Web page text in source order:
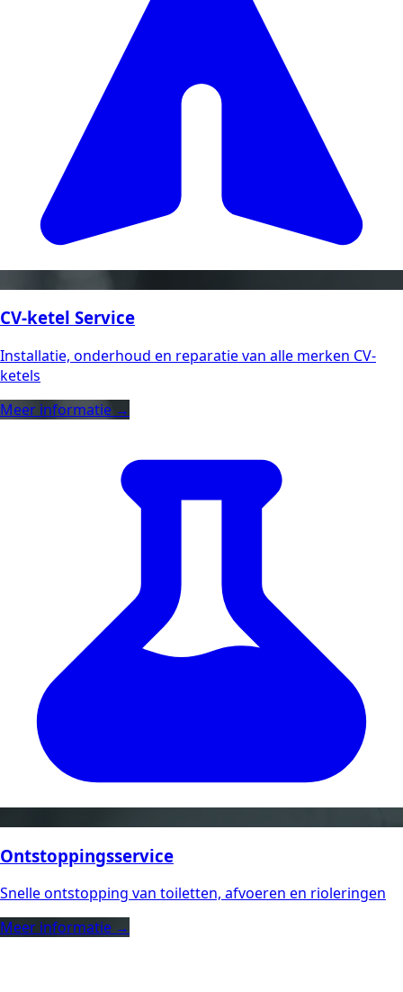
CV-ketel Service
Installatie, onderhoud en reparatie van alle merken CV-
ketels
Meer informatie →
Ontstoppingsservice
Snelle ontstopping van toiletten, afvoeren en rioleringen
Meer informatie →